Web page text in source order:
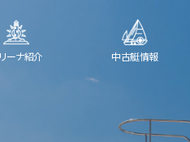
ーナ紹介 中古艇情報